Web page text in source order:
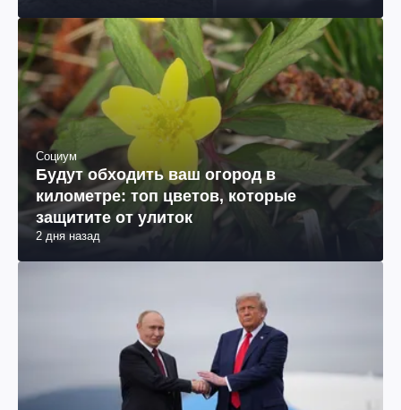
Социум
Будут обходить ваш огород в
километре: топ цветов, которые
защитите от улиток
2 дня назад